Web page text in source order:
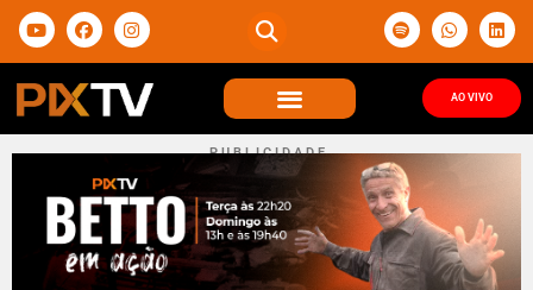
AO VIVO
P U B L I C I D A D E